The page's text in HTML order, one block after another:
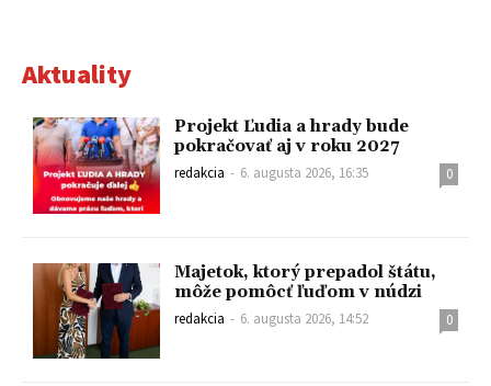
Aktuality
Projekt Ľudia a hrady bude
pokračovať aj v roku 2027
redakcia - 6. augusta 2026, 16:35 0
Majetok, ktorý prepadol štátu,
môže pomôcť ľuďom v núdzi
redakcia - 6. augusta 2026, 14:52 0